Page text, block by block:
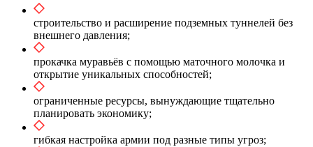
строительство и расширение подземных туннелей без
внешнего давления;
прокачка муравьёв с помощью маточного молочка и
открытие уникальных способностей;
ограниченные ресурсы, вынуждающие тщательно
планировать экономику;
гибкая настройка армии под разные типы угроз;